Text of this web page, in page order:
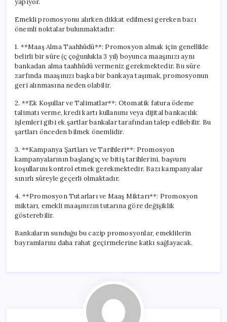
Emekli promosyonu alırken dikkat edilmesi gereken bazı
önemli noktalar bulunmaktadır:
1. **Maaş Alma Taahhüdü**: Promosyon almak için genellikle
belirli bir süre (ç çoğunlukla 3 yıl) boyunca maaşınızı aynı
bankadan alma taahhüdü vermeniz gerekmektedir. Bu süre
zarfında maaşınızı başka bir bankaya taşımak, promosyonun
geri alınmasına neden olabilir.
2. **Ek Koşullar ve Talimatlar**: Otomatik fatura ödeme
talimatı verme, kredi kartı kullanımı veya dijital bankacılık
işlemleri gibi ek şartlar bankalar tarafından talep edilebilir. Bu
şartları önceden bilmek önemlidir.
3. **Kampanya Şartları ve Tarihleri**: Promosyon
kampanyalarının başlangıç ve bitiş tarihlerini, başvuru
koşullarını kontrol etmek gerekmektedir. Bazı kampanyalar
sınırlı süreyle geçerli olmaktadır.
4. **Promosyon Tutarları ve Maaş Miktarı**: Promosyon
miktarı, emekli maaşınızın tutarına göre değişiklik
gösterebilir.
Bankaların sunduğu bu cazip promosyonlar, emeklilerin
bayramlarını daha rahat geçirmelerine katkı sağlayacak.